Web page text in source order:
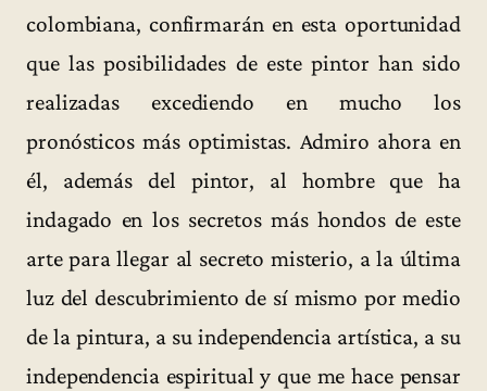
colombiana, confirmarán en esta oportunidad
que las posibilidades de este pintor han sido
realizadas excediendo en mucho los
pronósticos más optimistas. Admiro ahora en
él, además del pintor, al hombre que ha
indagado en los secretos más hondos de este
arte para llegar al secreto misterio, a la última
luz del descubrimiento de sí mismo por medio
de la pintura, a su independencia artística, a su
independencia espiritual y que me hace pensar